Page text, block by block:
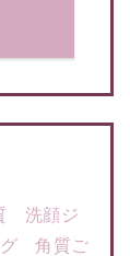
洗顔ジ
グ 角質ご